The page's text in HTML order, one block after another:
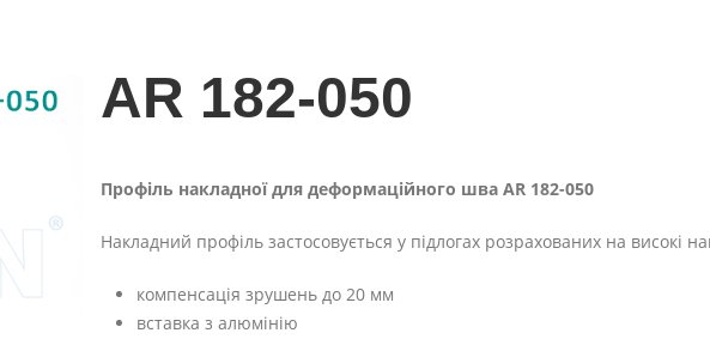
AR 182-050
Профіль накладної для деформаційного шва AR 182-050
Накладний профіль застосовується у підлогах розрахованих на високі
компенсація зрушень до 20 мм
вставка з алюмінію